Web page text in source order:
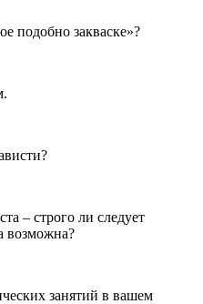
подобно закваске»?
– строго ли следует
возможна?
занятий в вашем